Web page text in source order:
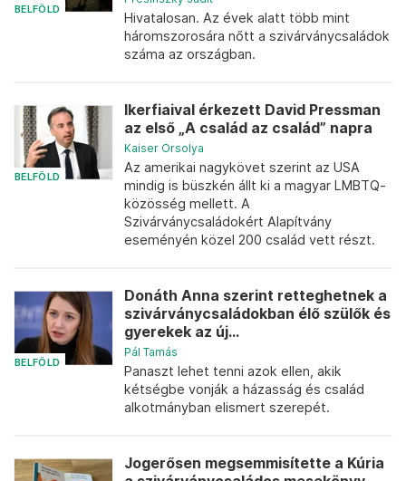
BELFÖLD
Hivatalosan. Az évek alatt több mint
háromszorosára nőtt a szivárványcsaládok
száma az országban.
BELFÖLD
Ikerfiaival érkezett David Pressman
az első „A család az család” napra
Kaiser Orsolya
Az amerikai nagykövet szerint az USA
mindig is büszkén állt ki a magyar LMBTQ-
közösség mellett. A
Szivárványcsaládokért Alapítvány
eseményén közel 200 család vett részt.
BELFÖLD
Donáth Anna szerint retteghetnek a
szivárványcsaládokban élő szülők és
gyerekek az új...
Pál Tamás
Panaszt lehet tenni azok ellen, akik
kétségbe vonják a házasság és család
alkotmányban elismert szerepét.
Jogerősen megsemmisítette a Kúria